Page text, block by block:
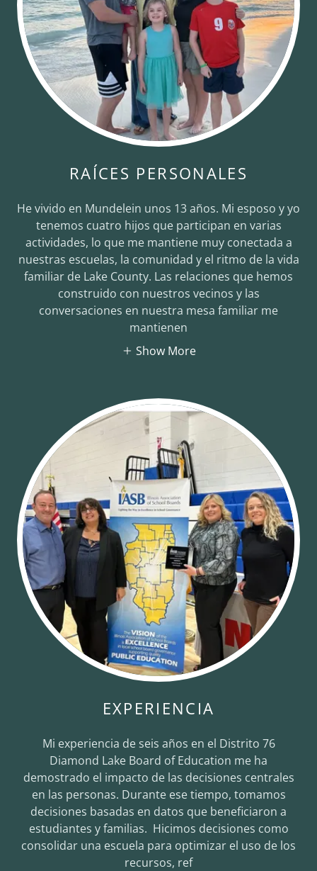
RAÍCES PERSONALES
He vivido en Mundelein unos 13 años. Mi esposo y yo
tenemos cuatro hijos que participan en varias
actividades, lo que me mantiene muy conectada a
nuestras escuelas, la comunidad y el ritmo de la vida
familiar de Lake County. Las relaciones que hemos
construido con nuestros vecinos y las
conversaciones en nuestra mesa familiar me
mantienen
Show More
EXPERIENCIA
Mi experiencia de seis años en el Distrito 76
Diamond Lake Board of Education me ha
demostrado el impacto de las decisiones centrales
en las personas. Durante ese tiempo, tomamos
decisiones basadas en datos que beneficiaron a
estudiantes y familias. Hicimos decisiones como
consolidar una escuela para optimizar el uso de los
recursos, ref